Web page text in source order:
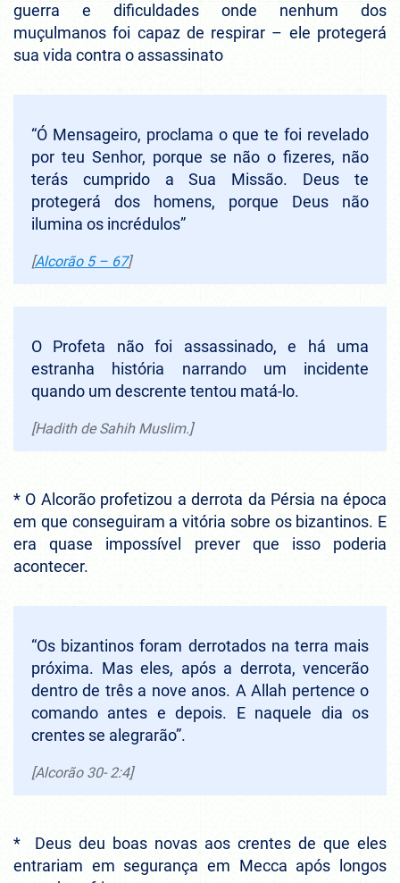
guerra e dificuldades onde nenhum dos
muçulmanos foi capaz de respirar – ele protegerá
sua vida contra o assassinato
“Ó Mensageiro, proclama o que te foi revelado
por teu Senhor, porque se não o fizeres, não
terás cumprido a Sua Missão. Deus te
protegerá dos homens, porque Deus não
ilumina os incrédulos”
[Alcorão 5 – 67]
O Profeta não foi assassinado, e há uma
estranha história narrando um incidente
quando um descrente tentou matá-lo.
[Hadith de Sahih Muslim.]
* O Alcorão profetizou a derrota da Pérsia na época
em que conseguiram a vitória sobre os bizantinos. E
era quase impossível prever que isso poderia
acontecer.
“Os bizantinos foram derrotados na terra mais
próxima. Mas eles, após a derrota, vencerão
dentro de três a nove anos. A Allah pertence o
comando antes e depois. E naquele dia os
crentes se alegrarão”.
[Alcorão 30- 2:4]
* Deus deu boas novas aos crentes de que eles
entrariam em segurança em Mecca após longos